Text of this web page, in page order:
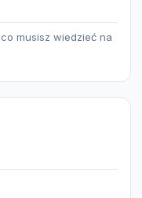
musisz wiedzieć na